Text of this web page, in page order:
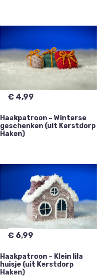
€ 4,99
Haakpatroon – Winterse
geschenken (uit Kerstdorp
Haken)
€ 6,99
Haakpatroon – Klein lila
huisje (uit Kerstdorp
Haken)